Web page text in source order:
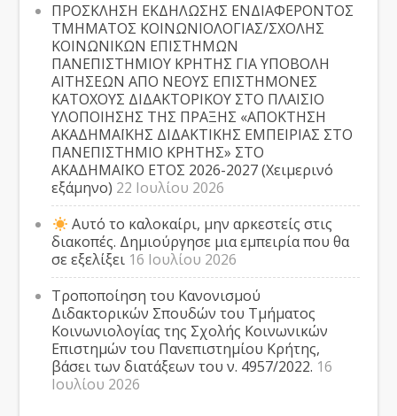
ΠΡΟΣΚΛΗΣΗ ΕΚΔΗΛΩΣΗΣ ΕΝΔΙΑΦΕΡΟΝΤΟΣ
ΤΜΗΜΑΤΟΣ ΚΟΙΝΩΝΙΟΛΟΓΙΑΣ/ΣΧΟΛΗΣ
ΚΟΙΝΩΝΙΚΩΝ ΕΠΙΣΤΗΜΩΝ
ΠΑΝΕΠΙΣΤΗΜΙΟΥ ΚΡΗΤΗΣ ΓΙΑ ΥΠΟΒΟΛΗ
ΑΙΤΗΣΕΩΝ ΑΠΟ ΝΕΟΥΣ ΕΠΙΣΤΗΜΟΝΕΣ
ΚΑΤΟΧΟΥΣ ΔΙΔΑΚΤΟΡΙΚΟΥ ΣΤΟ ΠΛΑΙΣΙΟ
ΥΛΟΠΟΙΗΣΗΣ ΤΗΣ ΠΡΑΞΗΣ «ΑΠΟΚΤΗΣΗ
ΑΚΑΔΗΜΑΪΚΗΣ ΔΙΔΑΚΤΙΚΗΣ ΕΜΠΕΙΡΙΑΣ ΣΤΟ
ΠΑΝΕΠΙΣΤΗΜΙΟ ΚΡΗΤΗΣ» ΣΤΟ
ΑΚΑΔΗΜΑΪΚΟ ΕΤΟΣ 2026-2027 (Χειμερινό
εξάμηνο) 22 Ιουλίου 2026
Αυτό το καλοκαίρι, μην αρκεστείς στις
διακοπές. Δημιούργησε μια εμπειρία που θα
σε εξελίξει 16 Ιουλίου 2026
Τροποποίηση του Κανονισμού
Διδακτορικών Σπουδών του Τμήματος
Κοινωνιολογίας της Σχολής Κοινωνικών
Επιστημών του Πανεπιστημίου Κρήτης,
βάσει των διατάξεων του ν. 4957/2022. 16
Ιουλίου 2026